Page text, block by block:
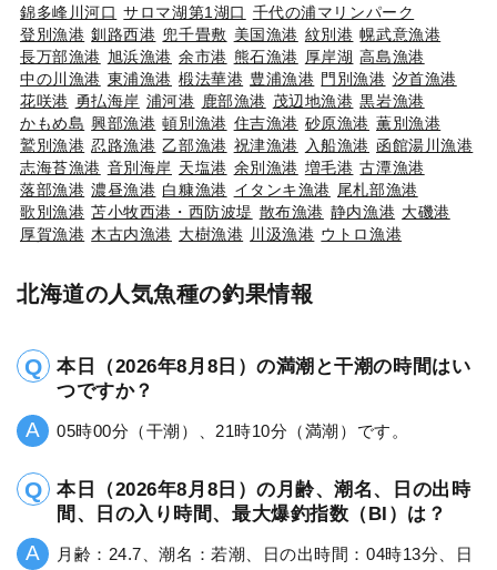
錦多峰川河口 サロマ湖第1湖口 千代の浦マリンパーク
登別漁港 釧路西港 兜千畳敷 美国漁港 紋別港 幌武意漁港
長万部漁港 旭浜漁港 余市港 熊石漁港 厚岸湖 高島漁港
中の川漁港 東浦漁港 椴法華港 豊浦漁港 門別漁港 汐首漁港
花咲港 勇払海岸 浦河港 鹿部漁港 茂辺地漁港 黒岩漁港
かもめ島 興部漁港 頓別漁港 住吉漁港 砂原漁港 薫別漁港
鷲別漁港 忍路漁港 乙部漁港 祝津漁港 入船漁港 函館湯川漁港
志海苔漁港 音別海岸 天塩港 余別漁港 増毛港 古潭漁港
落部漁港 濃昼漁港 白糠漁港 イタンキ漁港 尾札部漁港
歌別漁港 苫小牧西港・西防波堤 散布漁港 静内漁港 大磯港
厚賀漁港 木古内漁港 大樹漁港 川汲漁港 ウトロ漁港
北海道の人気魚種の釣果情報
本日（2026年8月8日）の満潮と干潮の時間はい
つですか？
05時00分（干潮）、21時10分（満潮）です。
本日（2026年8月8日）の月齢、潮名、日の出時
間、日の入り時間、最大爆釣指数（BI）は？
月齢：24.7、潮名：若潮、日の出時間：04時13分、日